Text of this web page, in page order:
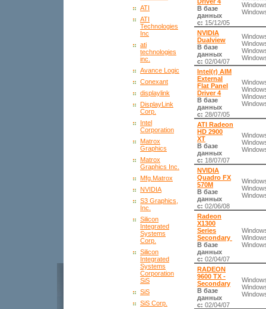
ATI
ATI
Technologies
Inc
ati
technologies
inc.
Avance Logic
Conexant
displaylink
DisplayLink
Corp.
Intel
Corporation
Matrox
Graphics
Matrox
Graphics Inc.
Mfg.Matrox
NVIDIA
S3 Graphics,
Inc.
Silicon
Integrated
Systems
Corp.
Silicon
Integrated
Systems
Corporation
SiS
SiS
SiS Corp.
В базе
данных
с: 15/12/05
NVIDIA
Dualview
В базе
данных
с: 02/04/07
Intel(r) AIM
External
Flat Panel
Driver 4
В базе
данных
с: 28/07/05
ATI Radeon
HD 2900
XT
В базе
данных
с: 18/07/07
NVIDIA
Quadro FX
570M
В базе
данных
с: 02/06/08
Radeon
X1300
Series
Secondary
В базе
данных
с: 02/04/07
RADEON
9600 TX -
Secondary
В базе
данных
с: 02/04/07